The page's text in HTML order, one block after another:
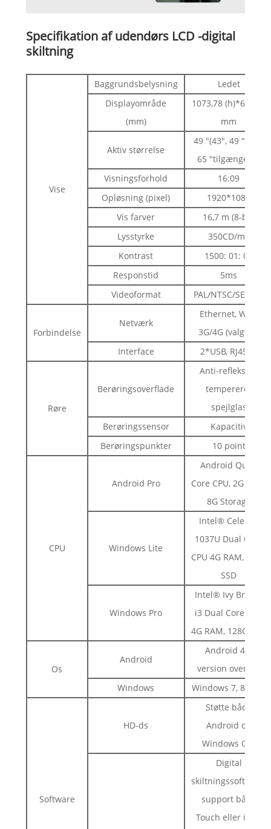
Specifikation af udendørs LCD -digital
skiltning
Vise
Baggrundsbelysning
Ledet
Displayområde
(mm)
1073,78 (h)*604 (v)
mm
Aktiv størrelse
49 "(43", 49 ", 55",
65 "tilgængelig)
Visningsforhold
16:09
Opløsning (pixel)
1920*1080
Vis farver
16,7 m (8-bit)
Lysstyrke
350CD/m2
Kontrast
1500: 01: 00
Responstid
5ms
Videoformat
PAL/NTSC/SECAM
Forbindelse
Netværk
Ethernet, WiFi,
3G/4G (valgfrit)
Interface
2*USB, RJ45*1
Røre
Berøringsoverflade
Anti-refleksion
tempereret
spejlglas
Berøringssensor
Kapacitiv
Berøringspunkter
10 point
CPU
Android Pro
Android Quad
Core CPU, 2G RAM,
8G Storage
Windows Lite
Intel® Celeron
1037U Dual Core
CPU 4G RAM, 128G
SSD
Windows Pro
Intel® Ivy Bridge
i3 Dual Core CPU
4G RAM, 128G SSD
Os
Android
Android 4.2
version ovenfor
Windows
Windows 7, 8.1, 10
Software
HD-ds
Støtte både
Android og
Windows OS;
Digital
skiltningssoftware,
support både
Touch eller ikke-